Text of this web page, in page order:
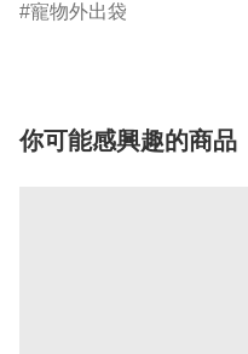
寵物外出袋
你可能感興趣的商品